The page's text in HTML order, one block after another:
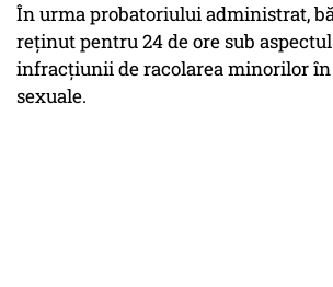
În urma probatoriului administrat,
reţinut pentru 24 de ore sub
infracţiunii de racolarea minorilor
sexuale.